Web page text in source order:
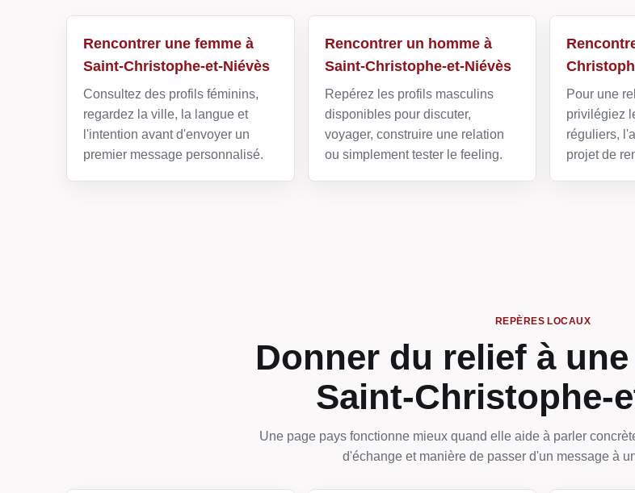
Rencontrer une femme à
Saint-Christophe-et-Niévès
Consultez des profils féminins,
regardez la ville, la langue et
l'intention avant d'envoyer un
premier message personnalisé.
Rencontrer un homme à
Saint-Christophe-et-Niévès
Repérez les profils masculins
disponibles pour discuter,
voyager, construire une relation
ou simplement tester le feeling.
Pour une
privilégiez
réguliers,
projet de
REPÈRES LOCAUX
Donner du relief à
Saint-Christophe-
Une page pays fonctionne mieux quand elle aide à parler
d'échange et manière de passer d'un message à